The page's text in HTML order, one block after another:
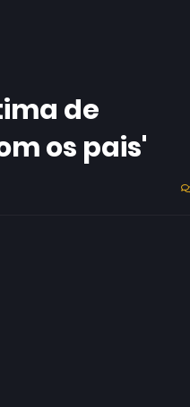
de
os pais'